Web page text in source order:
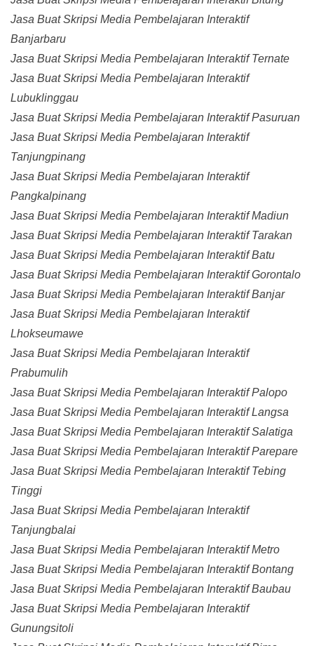
Jasa Buat Skripsi Media Pembelajaran Interaktif
Banjarbaru
Jasa Buat Skripsi Media Pembelajaran Interaktif Ternate
Jasa Buat Skripsi Media Pembelajaran Interaktif
Lubuklinggau
Jasa Buat Skripsi Media Pembelajaran Interaktif Pasuruan
Jasa Buat Skripsi Media Pembelajaran Interaktif
Tanjungpinang
Jasa Buat Skripsi Media Pembelajaran Interaktif
Pangkalpinang
Jasa Buat Skripsi Media Pembelajaran Interaktif Madiun
Jasa Buat Skripsi Media Pembelajaran Interaktif Tarakan
Jasa Buat Skripsi Media Pembelajaran Interaktif Batu
Jasa Buat Skripsi Media Pembelajaran Interaktif Gorontalo
Jasa Buat Skripsi Media Pembelajaran Interaktif Banjar
Jasa Buat Skripsi Media Pembelajaran Interaktif
Lhokseumawe
Jasa Buat Skripsi Media Pembelajaran Interaktif
Prabumulih
Jasa Buat Skripsi Media Pembelajaran Interaktif Palopo
Jasa Buat Skripsi Media Pembelajaran Interaktif Langsa
Jasa Buat Skripsi Media Pembelajaran Interaktif Salatiga
Jasa Buat Skripsi Media Pembelajaran Interaktif Parepare
Jasa Buat Skripsi Media Pembelajaran Interaktif Tebing
Tinggi
Jasa Buat Skripsi Media Pembelajaran Interaktif
Tanjungbalai
Jasa Buat Skripsi Media Pembelajaran Interaktif Metro
Jasa Buat Skripsi Media Pembelajaran Interaktif Bontang
Jasa Buat Skripsi Media Pembelajaran Interaktif Baubau
Jasa Buat Skripsi Media Pembelajaran Interaktif
Gunungsitoli